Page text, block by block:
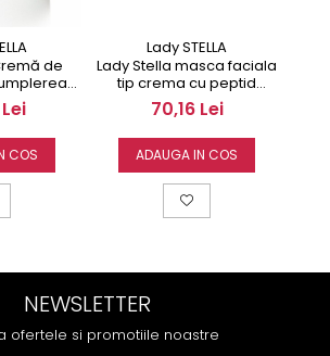
de
250ml
COS
Lady STELLA
Lady Stella masca faciala
tip crema cu peptid
BOTOX LIKE ARGILINE 200ml
produs profesional
70,16 Lei
ADAUGA IN COS
NEWSLETTER
ofertele si promotiile noastre